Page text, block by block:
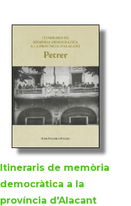
Itineraris de memòria
democràtica a la
província d'Alacant